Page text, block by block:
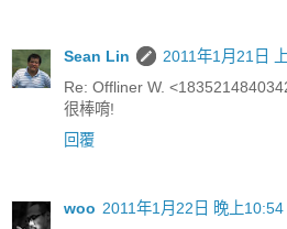
Sean Lin
2011年1月21日
Re: Offliner W.
很棒唷!
回覆
woo 2011年1月22日 晚上10:54